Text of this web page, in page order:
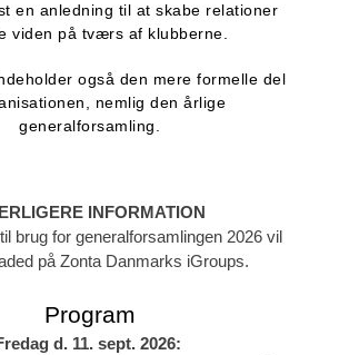
en anledning til at skabe relationer
viden på tværs af klubberne.
også den mere formelle del
nemlig den årlige
generalforsamling.
INFORMATION
brug for generalforsamlingen 2026 vil
på Zonta Danmarks iGroups.
Program
d. 11. sept. 2026: